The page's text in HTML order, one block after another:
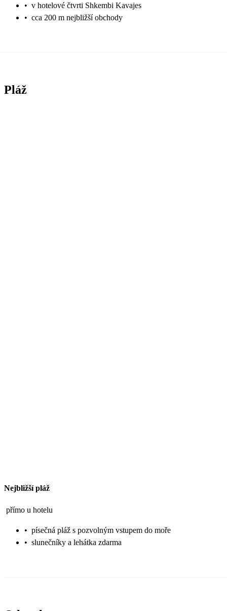
• v hotelové čtvrti Shkembi Kavajes
• cca 200 m nejbližší obchody
Pláž
Nejbližší pláž
přímo u hotelu
• písečná pláž s pozvolným vstupem do moře
• slunečníky a lehátka zdarma